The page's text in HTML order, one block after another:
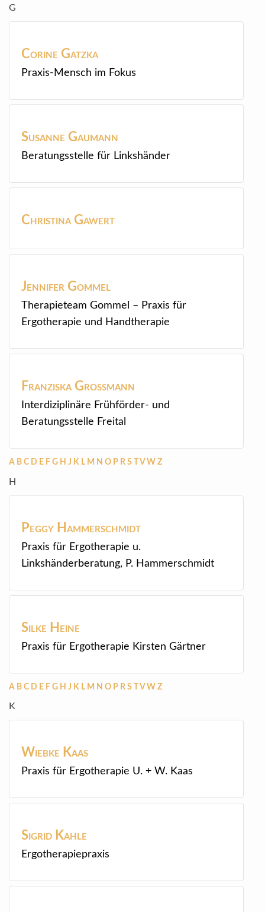
G
Corine Gatzka
Praxis-Mensch im Fokus
Susanne Gaumann
Beratungsstelle für Linkshänder
Christina Gawert
Jennifer Gommel
Therapieteam Gommel – Praxis für
Ergotherapie und Handtherapie
Franziska Großmann
Interdiziplinäre Frühförder- und
Beratungsstelle Freital
A B C D E F G H J K L M N O P R S V W Z
H
Peggy Hammerschmidt
Praxis für Ergotherapie u.
Linkshänderberatung, P. Hammerschmidt
Silke Heine
Praxis für Ergotherapie Kirsten Gärtner
A B C D E F G H J K L M N O P R S TV W Z
K
Wiebke Kaas
Praxis für Ergotherapie U. + W. Kaas
Sigrid Kahle
Ergotherapiepraxis